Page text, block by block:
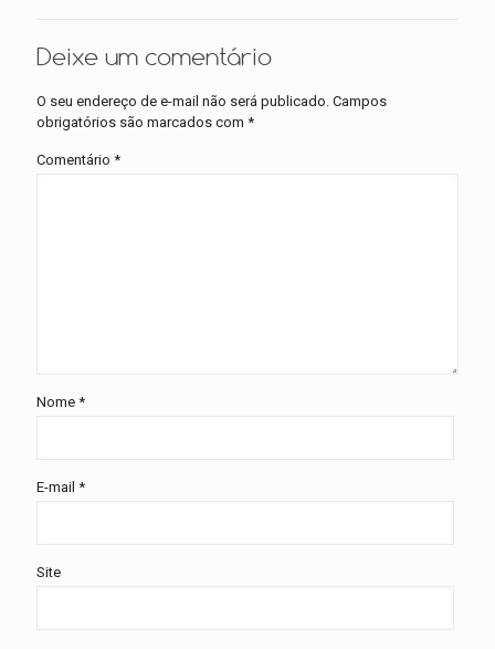
Deixe um comentário
O seu endereço de e-mail não será publicado. Campos
obrigatórios são marcados com *
Comentário *
Nome *
E-mail *
Site